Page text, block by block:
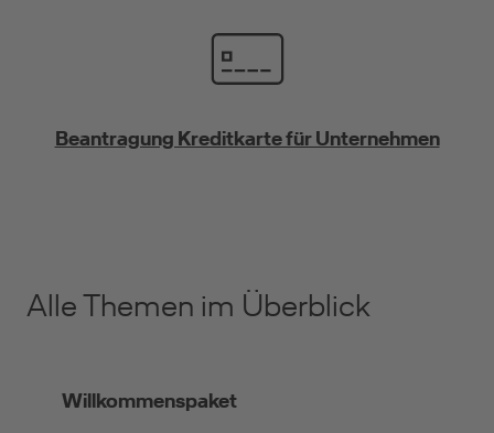
Beantragung Kreditkarte für Unternehmen
Alle Themen im Überblick
Willkommenspaket